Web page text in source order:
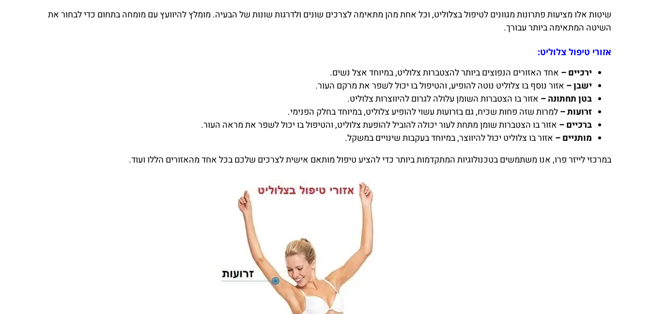
שיטות אלו מציעות פתרונות מגוונים לטיפול בצלוליט, וכל אחת מהן מתאימה לצרכים שונים ולדרגות שונות של הבעיה. מומלץ להיוועץ עם מומחה בתחום כדי לבחור את
השיטה המתאימה ביותר עבורך.
אזורי טיפול צלוליט:
ירכיים – אחד האזורים הנפוצים ביותר להצטברות צלוליט, במיוחד אצל נשים.
ישבן – אזור נוסף בו צלוליט נוטה להופיע, והטיפול בו יכול לשפר את מרקם העור.
בטן תחתונה – אזור בו הצטברות השומן עלולה לגרום להיווצרות צלוליט.
זרועות –למרות שזה פחות שכיח, גם בזרועות עשוי להופיע צלוליט, במיוחד בחלק הפנימי.
ברכיים – אזור בו הצטברות שומן מתחת לעור יכולה להוביל להופעת צלוליט, והטיפול בו יכול לשפר את מראה העור.
מותניים – אזור בו צלוליט יכול להיווצר, במיוחד בעקבות שינויים במשקל.
במרכזי לייזר פרו, אנו משתמשים בטכנולוגיות המתקדמות ביותר כדי להציע טיפול מותאם אישית לצרכים שלכם בכל אחד מהאזורים הללו ועוד.